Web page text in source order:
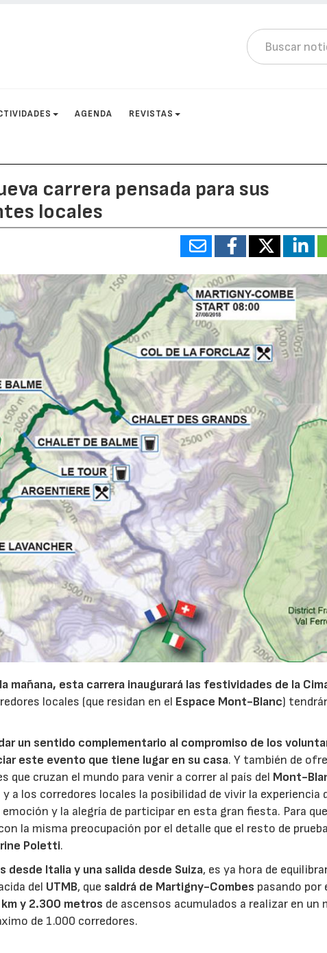
AGENDA REVISTAS
carrera pensada para sus
locales
mañana, esta carrera inaugurará las festividades de la
locales (que residan en el Espace Mont-Blanc)
un sentido complementario al compromiso de los
este evento que tiene lugar en su casa. Y también de
que cruzan el mundo para venir a correr al país del Mont-
a los corredores locales la posibilidad de vivir la experiencia
y la alegría de participar en esta gran fiesta. Para
la misma preocupación por el detalle que el resto de
Poletti.
desde Italia y una salida desde Suiza, es ya hora de
del UTMB, que saldrá de Martigny-Combes pasando por
y 2.300 metros de ascensos acumulados a realizar en un
de 1.000 corredores.